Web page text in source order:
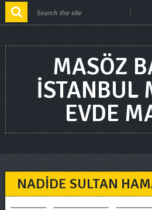
MASÖZ
ISTANBUL
EVDE
NADIDE SULTAN